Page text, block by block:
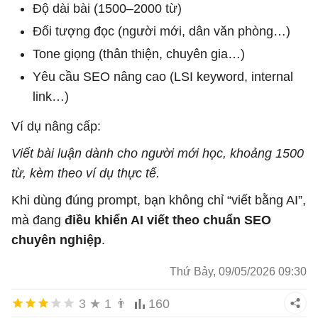
Độ dài bài (1500–2000 từ)
Đối tượng đọc (người mới, dân văn phòng…)
Tone giọng (thân thiện, chuyên gia…)
Yêu cầu SEO nâng cao (LSI keyword, internal
link…)
Ví dụ nâng cấp:
Viết bài luận dành cho người mới học, khoảng 1500
từ, kèm theo ví dụ thực tế.
Khi dùng đúng prompt, bạn không chỉ “viết bằng AI”,
mà đang điều khiển AI viết theo chuẩn SEO
chuyên nghiệp.
Thứ Bảy, 09/05/2026 09:30
3 ★ 1 👨 160